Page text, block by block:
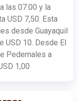
las 07:00 y la
USD 7,50. Esta
desde Guayaquil
USD 10. Desde El
Pedernales a
1,00